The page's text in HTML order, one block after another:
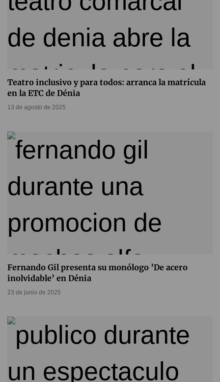
Teatro inclusivo y para todos: arranca la matrícula
en la ETC de Dénia
13 de agosto de 2025
Fernando Gil presenta su monólogo ’De acero
inolvidable’ en Dénia
23 de junio de 2025